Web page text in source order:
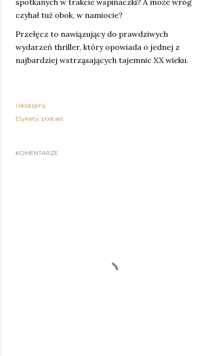
spotkanych w trakcie wspinaczki? A może wróg
czyhał tuż obok, w namiocie?
Przełęcz to nawiązujący do prawdziwych
wydarzeń thriller, który opowiada o jednej z
najbardziej wstrząsających tajemnic XX wieku.
Udostępnij
Etykiety: podcast
KOMENTARZE